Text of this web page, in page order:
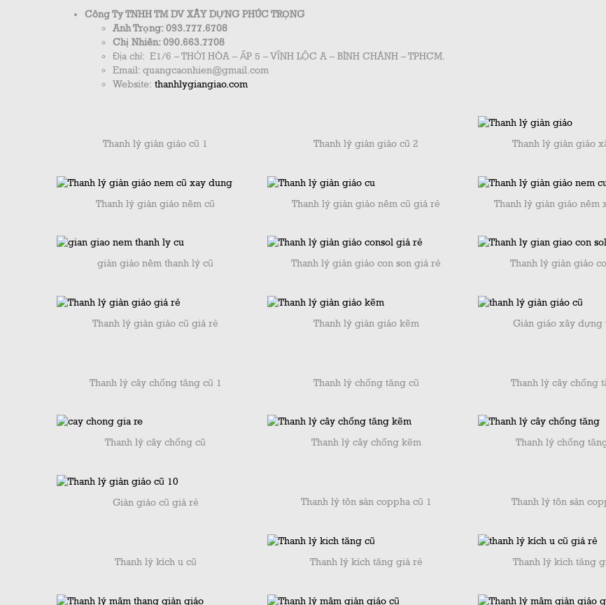
Công Ty TNHH TM DV XÂY DỰNG PHÚC TRỌNG
Anh Trọng: 093.777.6708
Chị Nhiên: 090.663.7708
Địa chỉ: E1/6 – THỚI HÒA – ẤP 5 – VĨNH LỘC A – BÌNH CHÁNH – TPHCM.
Email: quangcaonhien@gmail.com
Website: thanhlygiangiao.com
Thanh lý giàn giáo cũ 1 Thanh lý giàn giáo cũ 2 Thanh lý giàn giáo
Thanh lý giàn giáo nêm cũ Thanh lý giàn giáo nêm cũ giá rẻ Thanh lý giàn giáo nêm
giàn giáo nêm thanh lý cũ Thanh lý giàn giáo con son giá rẻ Thanh lý giàn giáo
Thanh lý giàn giáo cũ giá rẻ Thanh lý giàn giáo kẽm Giàn giáo xây dựng
Thanh lý cây chống tăng cũ 1 Thanh lý chống tăng cũ Thanh lý cây chống
Thanh lý cây chống cũ Thanh lý cây chống kẽm Thanh lý chống
Giàn giáo cũ giá rẻ Thanh lý tôn sàn coppha cũ 1 Thanh lý tôn sàn
Thanh lý kích u cũ Thanh lý kích tăng giá rẻ Thanh lý kích tăng